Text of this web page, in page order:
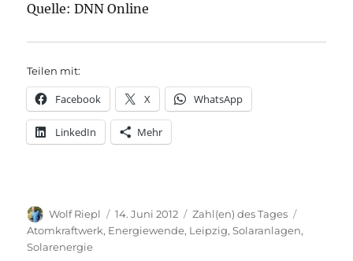
Quelle: DNN Online
Teilen mit:
Facebook X WhatsApp
LinkedIn Mehr
Autor
Wolf Riepl
Veröffentlicht
am
14. Juni 2012 Kategorien
Zahl(en) des Tages
Atomkraftwerk, Energiewende, Leipzig,Solaranlagen,
Solarenergie